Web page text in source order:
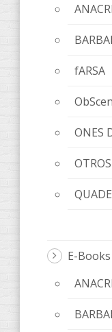
fARSA
ONES
OTROS
E-Books